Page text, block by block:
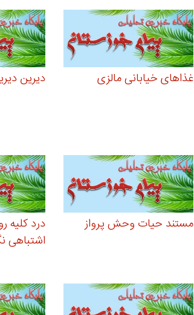
غذاهای خیابانی مالزی دیرین
مستند حیات وحش پرواز
درد کلیه
اشتباهی